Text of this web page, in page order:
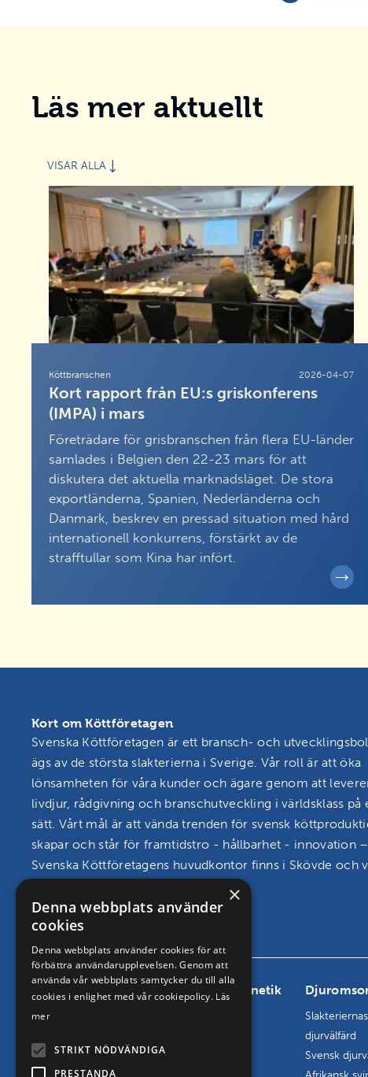
Läs mer aktuellt
VISAR ALLA
Köttbranschen 2026-04-07
Kort rapport från EU:s griskonferens
(IMPA) i mars
Företrädare för grisbranschen från flera EU-länder
samlades i Belgien den 22-23 mars för att
diskutera det aktuella marknadsläget. De stora
exportländerna, Spanien, Nederländerna och
Danmark, beskrev en pressad situation med hård
internationell konkurrens, förstärkt av de
strafftullar som Kina har infört.
Kort om Köttföretagen
Svenska Köttföretagen är ett bransch- och
ägs av de största slakterierna i Sverige. Vår roll är att öka
lönsamheten för våra kunder och ägare genom att
livdjur, rådgivning och branschutveckling i världsklass på
sätt. Vårt mål är att vända trenden för svensk
skapar och står för framtidstro - hållbarhet - innovation
Svenska Köttföretagens huvudkontor finns i Skövde och
seminstationer i Hudaryd och Hållsta.
Läs mer om oss och vårt uppdrag
Bransch
Marknadsanalys och statistik
riktlinjer
Grisgenetik
djurvälfärd
Svensk
×
Denna webbplats använder
cookies
Denna webbplats använder cookies för att
förbättra användarupplevelsen. Genom att
använda vår webbplats samtycker du till alla
cookies i enlighet med vår cookiepolicy. Läs
mer
STRIKT NÖDVÄNDIGA
PRESTANDA